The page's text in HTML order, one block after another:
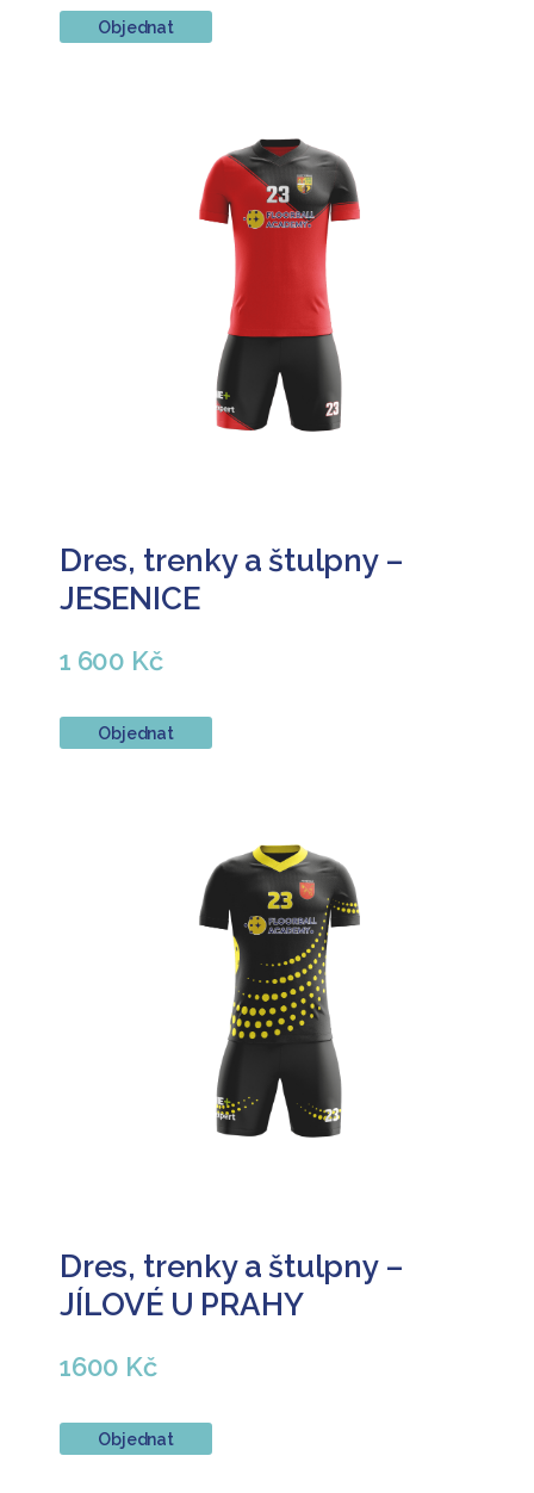
Objednat
Dres, trenky a štulpny –
JESENICE
1 600 Kč
Objednat
Dres, trenky a štulpny –
JÍLOVÉ U PRAHY
1600 Kč
Objednat